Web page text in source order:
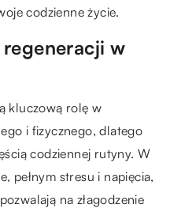
codzienne życie.
w
kluczową rolę w
i fizycznego, dlatego
codziennej rutyny. W
pełnym stresu i napięcia,
na złagodzenie